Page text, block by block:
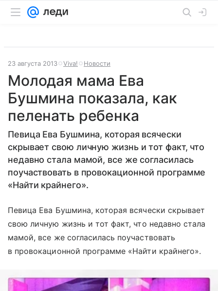
23 августа 2013 Viva! Новости
Молодая мама Ева
Бушмина показала, как
пеленать ребенка
Певица Ева Бушмина, которая всячески
скрывает свою личную жизнь и тот факт, что
недавно стала мамой, все же согласилась
поучаствовать в провокационной программе
«Найти крайнего».
Певица Ева Бушмина, которая всячески скрывает
свою личную жизнь и тот факт, что недавно стала
мамой, все же согласилась поучаствовать
в провокационной программе «Найти крайнего».